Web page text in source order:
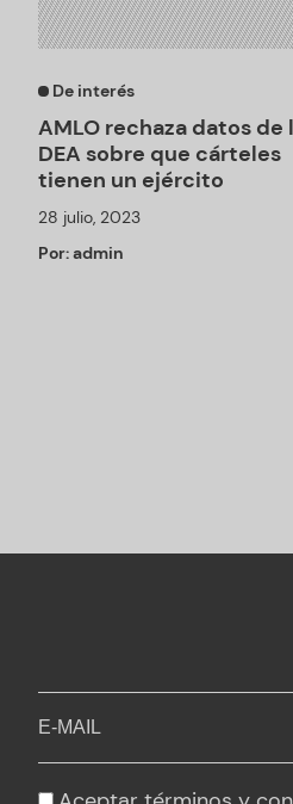
De interés
AMLO rechaza datos de
DEA sobre que cárteles
tienen un ejército
28 julio, 2023
Por:admin